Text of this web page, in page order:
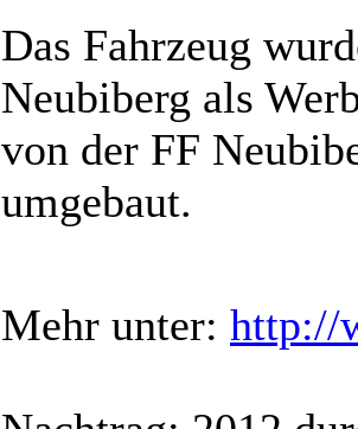
Das Fahrzeug
Neubiberg als
von der FF
umgebaut.
Mehr unter: http://